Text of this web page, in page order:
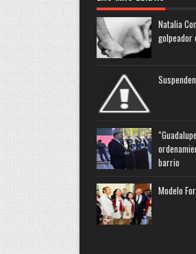
Natalia
golpeador
barrio
Modelo